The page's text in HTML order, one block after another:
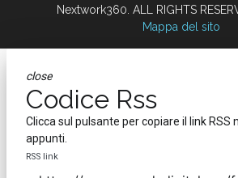
Nextwork360. ALL RIGHTS
Mappa del sito
close
Codice Rss
Clicca sul pulsante per copiare il link RSS
appunti.
RSS link